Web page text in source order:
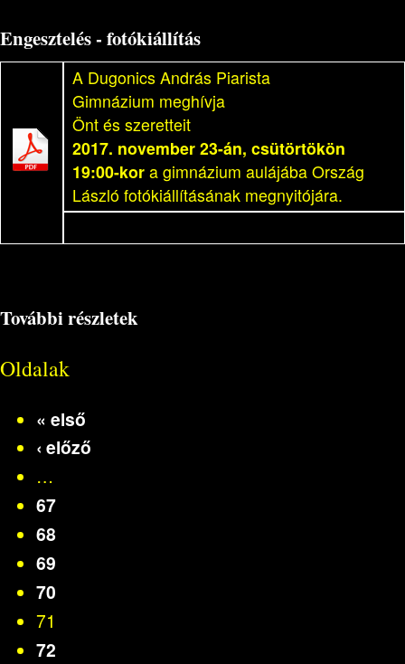
Engesztelés - fotókiállítás
A Dugonics András Piarista
Gimnázium meghívja
Önt és szeretteit
2017. november 23-án, csütörtökön
19:00-kor a gimnázium aulájába Ország
László fotókiállításának megnyitójára.
További részletek
Oldalak
« első
‹ előző
…
67
68
69
70
71
72